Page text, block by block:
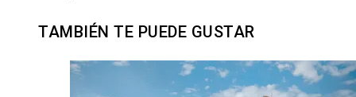
TAMBIÉN TE PUEDE GUSTAR